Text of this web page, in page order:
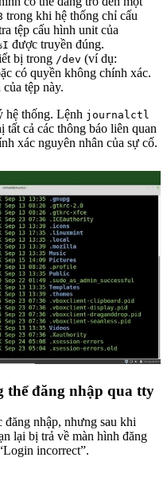
trong khi hệ thống chỉ cấu
tệp cấu hình unit của
được truyền đúng.
bị trong /dev (ví dụ:
có quyền không chính xác.
tệp này.
hệ thống. Lệnh journalctl
tất cả các thông báo liên quan
xác nguyên nhân của sự cố.
thể đăng nhập qua tty
nhập, nhưng sau khi
lại bị trả về màn hình đăng
incorrect”.